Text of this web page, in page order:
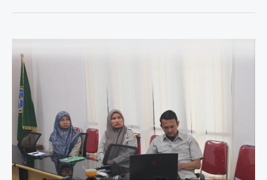
Sekda
Padangsidimpuan
Bacakan
Amanat
Mendagri
di
Hari
Otonomi
Daerah
XXX